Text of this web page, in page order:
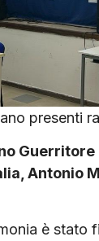
presenti
Antonio
è stato